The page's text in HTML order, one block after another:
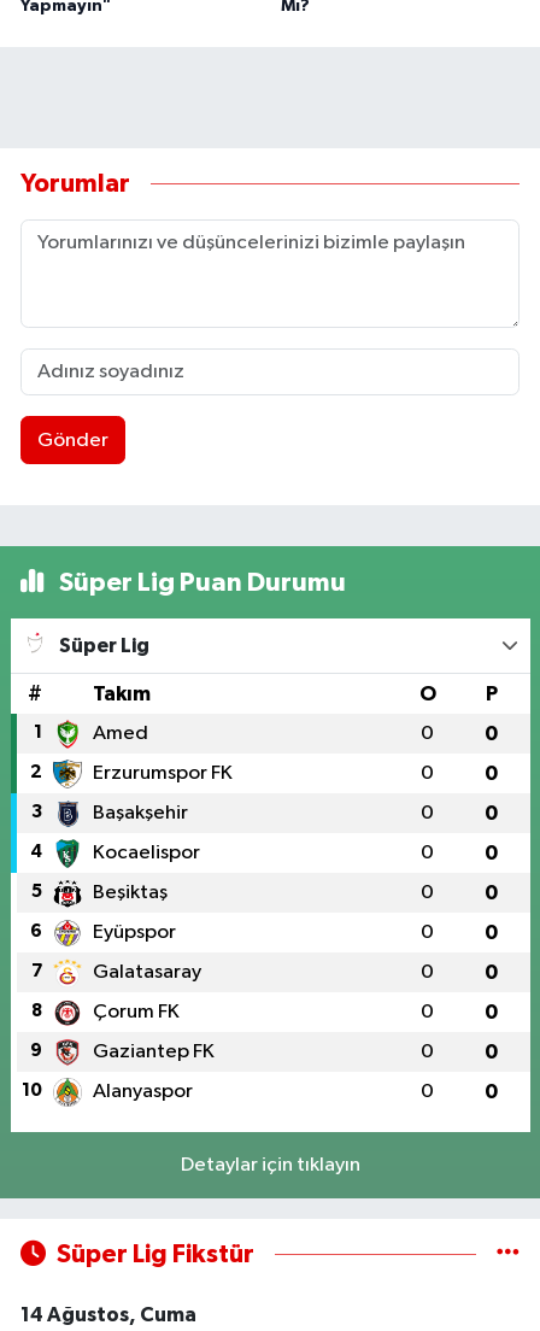
Yapmayın"
Mı?
Yorumlar
Gönder
Süper Lig Puan Durumu
Süper Lig
# Takım O P
1 Amed 0 0
2 Erzurumspor FK 0 0
3 Başakşehir 0 0
4 Kocaelispor 0 0
5 Beşiktaş 0 0
6 Eyüpspor 0 0
7 Galatasaray 0 0
8 Çorum FK 0 0
9 Gaziantep FK 0 0
10 Alanyaspor 0 0
Detaylar için tıklayın
Süper Lig Fikstür
14 Ağustos, Cuma